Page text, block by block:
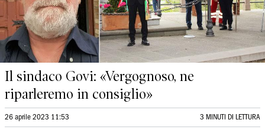
Il sindaco Govi: «Vergognoso, ne
riparleremo in consiglio»
26 aprile 2023 11:53 3 MINUTI DI LETTURA